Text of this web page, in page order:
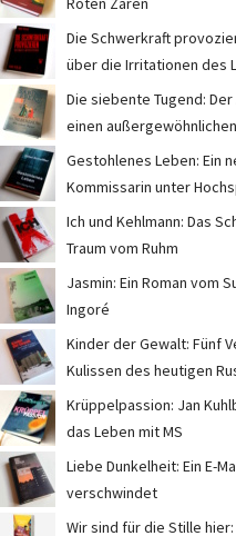
Die Schwerkraft
über die Irritationen des
Die siebente Tugend:
einen
Gestohlenes Leben: Ein
Kommissarin unter
Ich und Kehlmann: Das
Traum vom Ruhm
Jasmin: Ein Roman vom
Ingoré
Kinder der Gewalt: Fünf
Kulissen des heutigen
Krüppelpassion: Jan
das Leben mit MS
Liebe Dunkelheit: Ein E-
verschwindet
Wir sind für die Stille